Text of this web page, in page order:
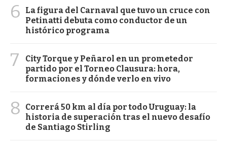
6
La figura del Carnaval que tuvo un cruce con
Petinatti debuta como conductor de un
histórico programa
7
City Torque y Peñarol en un prometedor
partido por el Torneo Clausura: hora,
formaciones y dónde verlo en vivo
8
Correrá 50 km al día por todo Uruguay: la
historia de superación tras el nuevo desafío
de Santiago Stirling